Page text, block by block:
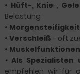
• Hüft-, Knie-,
Belastung
• Morgensteifigkeit
• Verschleiß - oft
•
• Als Spezialisten
empfehlen wir für